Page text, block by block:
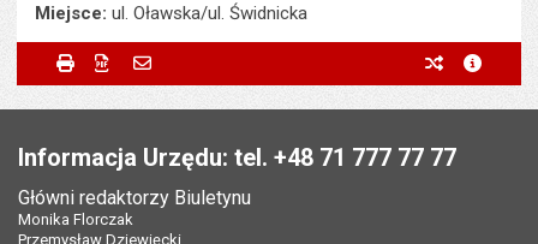
Miejsce: ul. Oławska/ul. Świdnicka
Metryczka
Odpowiedzialny za treść:
Ostatnio zaktualizował:
Powiadom znajomego
Powiadom znajomego
Twoje imię i nazwisko
Twój adres e-mail Pole wymagane
Tytuł e-mailaPole wymagane
*
Drukuj Zapisz do PDF poprzednie
Informacja Urzędu: tel. +48 71 777 77 77
Główni redaktorzy Biuletynu
Monika Florczak
Przemysław Dziewięcki